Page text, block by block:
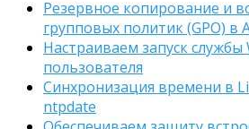
Резервное копирование и
групповых политик (GPO) в
Настраиваем запуск
пользователя
Синхронизация времени в
ntpdate